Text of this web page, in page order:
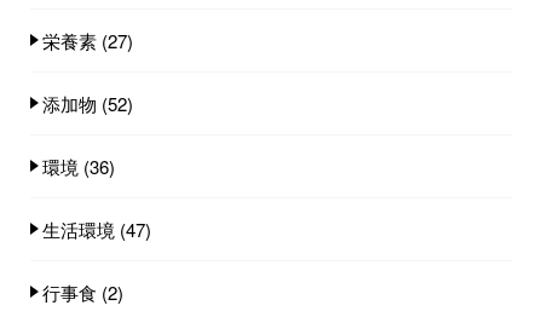
栄養素 (27)
添加物 (52)
環境 (36)
生活環境 (47)
行事食 (2)